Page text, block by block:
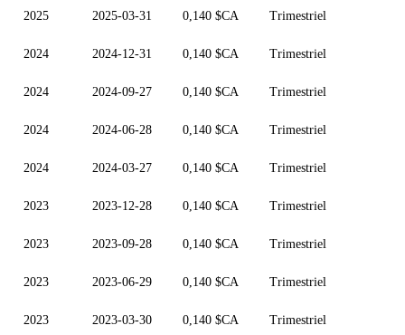
2025 2025-03-31 0,140 $CA Trimestriel
2024 2024-12-31 0,140 $CA Trimestriel
2024 2024-09-27 0,140 $CA Trimestriel
2024 2024-06-28 0,140 $CA Trimestriel
2024 2024-03-27 0,140 $CA Trimestriel
2023 2023-12-28 0,140 $CA Trimestriel
2023 2023-09-28 0,140 $CA Trimestriel
2023 2023-06-29 0,140 $CA Trimestriel
2023 2023-03-30 0,140 $CA Trimestriel